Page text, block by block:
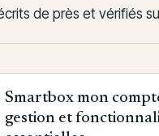
de près et vérifiés
Smartbox mon
gestion et